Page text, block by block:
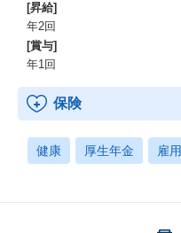
[昇給]
年2回
[賞与]
年1回
保険
健康 厚生年金 雇用